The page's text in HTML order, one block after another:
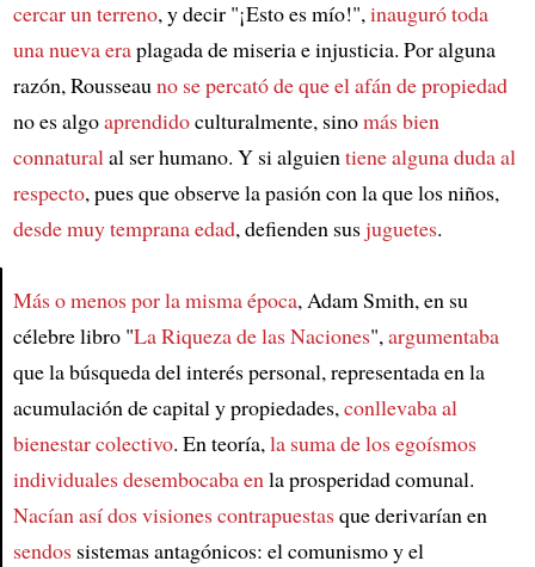
Article
cercar un terreno, y decir "¡Esto es mío!",inauguró toda
una nueva eraplagada de miseria e injusticia. Por alguna
razón, Rousseauno se percató de que el afán de propiedad
no es algoaprendidoculturalmente, sinomás bien
connaturalal ser humano. Y si alguientiene alguna duda al
respecto, pues que observe la pasión con la que los niños,
desde muy temprana edad, defienden susjuguetes.
Más o menos por la misma época, Adam Smith, en su
célebre libro "La Riqueza de las Naciones",argumentaba
que la búsqueda del interés personal, representada en la
acumulación de capital y propiedades,conllevaba al
bienestar colectivo. En teoría,la suma de los egoísmos
individualesdesembocaba enla prosperidad comunal.
Nacían así dos visiones contrapuestasque derivarían en
sendossistemas antagónicos: el comunismo y el